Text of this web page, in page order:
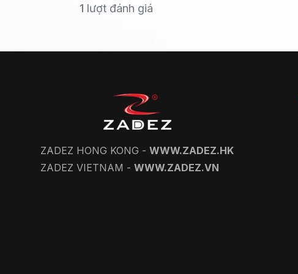
1 lượt đánh giá
ZADEZ HONG KONG - WWW.ZADEZ.HK
ZADEZ VIETNAM - WWW.ZADEZ.VN